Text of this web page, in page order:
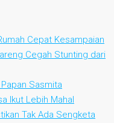
Cepat Kesampaian
Cegah Stunting dari
Sasmita
Ikut Lebih Mahal
Tak Ada Sengketa